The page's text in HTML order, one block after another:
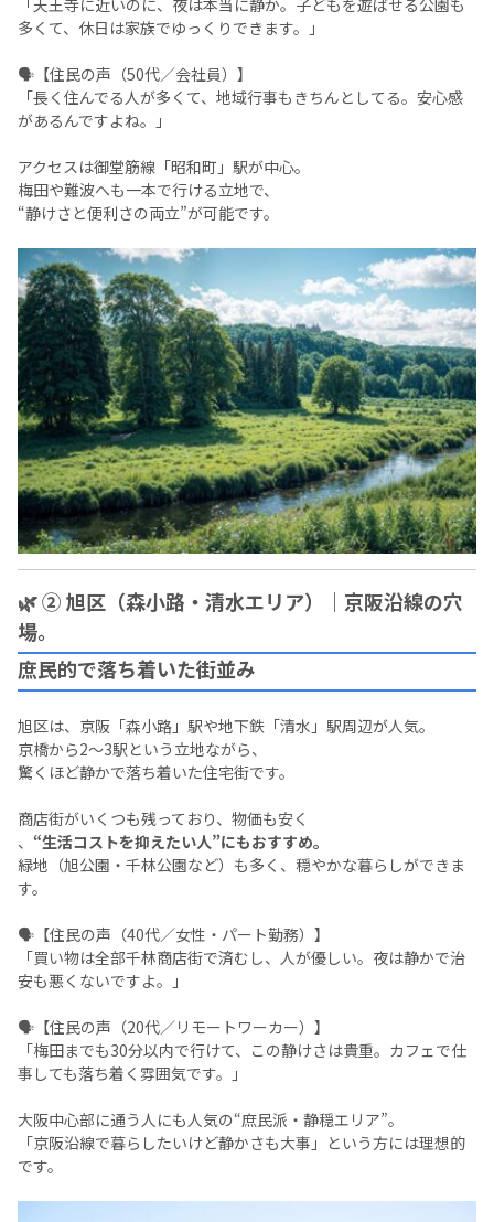
「天王寺に近いのに、夜は本当に静か。子どもを遊ばせる公園も
多くて、休日は家族でゆっくりできます。」
🗣️【住民の声（50代／会社員）】
「長く住んでる人が多くて、地域行事もきちんとしてる。安心感
があるんですよね。」
アクセスは御堂筋線「昭和町」駅が中心。
梅田や難波へも一本で行ける立地で、
“静けさと便利さの両立”が可能です。
🌿 ② 旭区（森小路・清水エリア）｜京阪沿線の穴
場。
庶民的で落ち着いた街並み
旭区は、京阪「森小路」駅や地下鉄「清水」駅周辺が人気。
京橋から2〜3駅という立地ながら、
驚くほど静かで落ち着いた住宅街です。
商店街がいくつも残っており、物価も安く
、 “生活コストを抑えたい人”にもおすすめ。
緑地（旭公園・千林公園など）も多く、穏やかな暮らしができま
す。
🗣️【住民の声（40代／女性・パート勤務）】
「買い物は全部千林商店街で済むし、人が優しい。夜は静かで治
安も悪くないですよ。」
🗣️【住民の声（20代／リモートワーカー）】
「梅田までも30分以内で行けて、この静けさは貴重。カフェで仕
事しても落ち着く雰囲気です。」
大阪中心部に通う人にも人気の“庶民派・静穏エリア”。
「京阪沿線で暮らしたいけど静かさも大事」という方には理想的
です。